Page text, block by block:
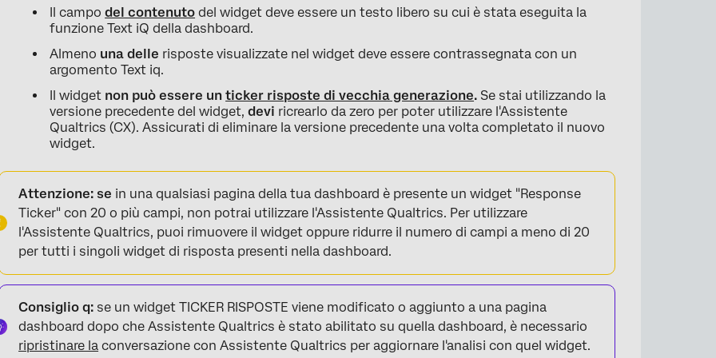
Il campodel contenuto del widget deve essere un testo libero su cui è stata eseguita la
funzione Text iQ della dashboard.
Almeno una delle risposte visualizzate nel widget deve essere contrassegnata con un
argomento Text iq.
Il widget non può essere unticker risposte di vecchia generazione. Se stai utilizzando la
versione precedente del widget,devi ricrearlo da zero per poter utilizzare l'Assistente
Qualtrics (CX). Assicurati di eliminare la versione precedente una volta completato il nuovo
widget.
Attenzione: se in una qualsiasi pagina della tua dashboard è presente un widget "Response
Ticker" con 20 o più campi, non potrai utilizzare l'Assistente Qualtrics. Per utilizzare
l'Assistente Qualtrics, puoi rimuovere il widget oppure ridurre il numero di campi a meno di 20
per tutti i singoli widget di risposta presenti nella dashboard.
Consiglio q: se un widget TICKER RISPOSTE viene modificato o aggiunto a una pagina
dashboard dopo che Assistente Qualtrics è stato abilitato su quella dashboard, è necessario
ripristinare la conversazione con Assistente Qualtrics per aggiornare l'analisi con quel widget.